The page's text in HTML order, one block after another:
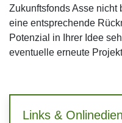
Zukunftsfonds Asse nicht
eine entsprechende
Potenzial in Ihrer Idee
eventuelle erneute
Links &